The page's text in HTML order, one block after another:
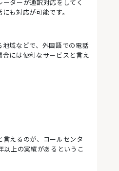
ターが通訳対応をしてく
も対応が可能です。
域などで、外国語での電話
には便利なサービスと言え
言えるのが、コールセンタ
以上の実績があるというこ